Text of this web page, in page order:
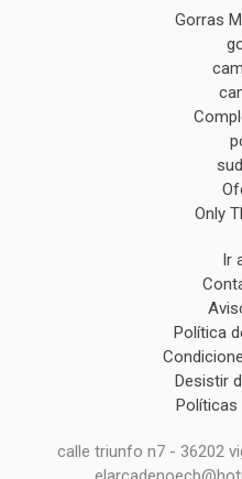
Gorras
Only
Ir
Política
Desistir
Políticas
calle triunfo n7 - 36202